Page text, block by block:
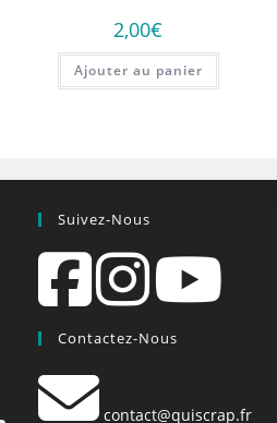
2,00€
Ajouter au panier
Suivez-Nous
Contactez-Nous
contact@quiscrap.fr